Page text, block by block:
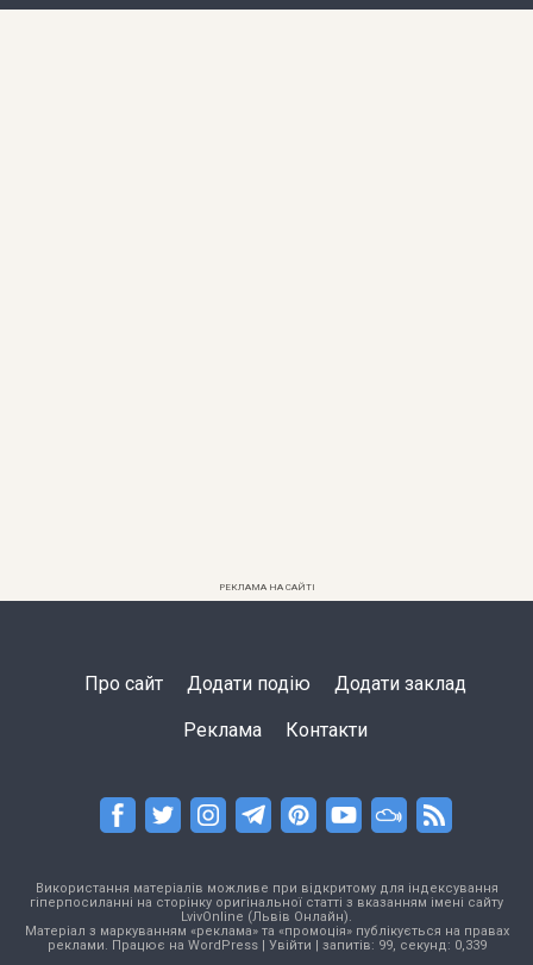
РЕКЛАМА НА САЙТІ
Про сайт Додати подію Додати заклад
Реклама Контакти
Використання матеріалів можливе при відкритому для індексування
гіперпосиланні на сторінку оригінальної статті з вказанням імені сайту
LvivOnline (Львів Онлайн).
Матеріал з маркуванням «реклама» та «промоція» публікується на правах
реклами. Працює на WordPress| Увійти | запитів: 99, секунд: 0,339